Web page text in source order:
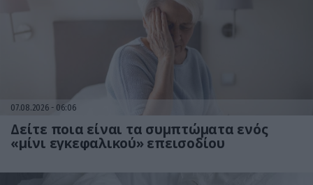
07.08.2026 06:06
Δείτε ποια είναι τα συμπτώματα ενός
«μίνι εγκεφαλικού» επεισοδίου